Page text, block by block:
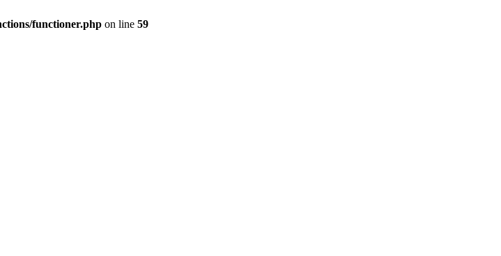
functioner.php on line 59